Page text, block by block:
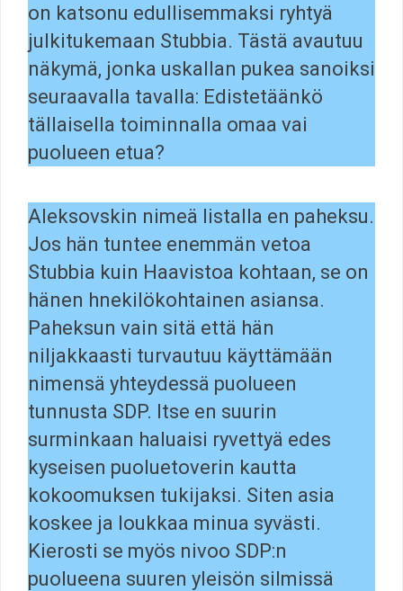
on katsonu edullisemmaksi ryhtyä
julkitukemaan Stubbia. Tästä avautuu
näkymä, jonka uskallan pukea sanoiksi
seuraavalla tavalla: Edistetäänkö
tällaisella toiminnalla omaa vai
puolueen etua?
Aleksovskin nimeä listalla en paheksu.
Jos hän tuntee enemmän vetoa
Stubbia kuin Haavistoa kohtaan, se on
hänen hnekilökohtainen asiansa.
Paheksun vain sitä että hän
niljakkaasti turvautuu käyttämään
nimensä yhteydessä puolueen
tunnusta SDP. Itse en suurin
surminkaan haluaisi ryvettyä edes
kyseisen puoluetoverin kautta
kokoomuksen tukijaksi. Siten asia
koskee ja loukkaa minua syvästi.
Kierosti se myös nivoo SDP:n
puolueena suuren yleisön silmissä